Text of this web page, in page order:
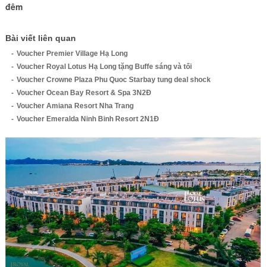
đêm
Bài viết liên quan
Voucher Premier Village Hạ Long
Voucher Royal Lotus Hạ Long tặng Buffe sáng và tối
Voucher Crowne Plaza Phu Quoc Starbay tung deal shock
Voucher Ocean Bay Resort & Spa 3N2Đ
Voucher Amiana Resort Nha Trang
Voucher Emeralda Ninh Binh Resort 2N1Đ